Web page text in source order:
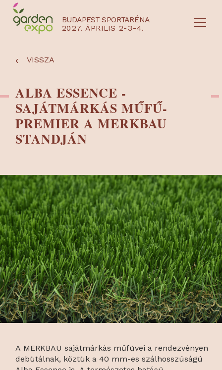
BUDAPEST SPORTARÉNA
2027. ÁPRILIS 2-3-4.
NYEREMÉNYJÁTÉK / REGISZTRÁCIÓ
‹ VISSZA
ALBA ESSENCE -
SAJÁTMÁRKÁS MŰFŰ-
PREMIER A MERKBAU
STANDJÁN
A MERKBAU sajátmárkás műfüvei a rendezvényen
debütálnak, köztük a 40 mm-es szálhosszúságú